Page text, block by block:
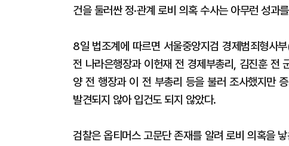
건을 둘러싼 정·관계 로비 의혹 수사는 아무런 성과
8일 법조계에 따르면 서울중앙지검 경제범죄형사
전 나라은행장과 이헌재 전 경제부총리, 김진훈 전
양 전 행장과 이 전 부총리 등을 불러 조사했지만
발견되지 않아 입건도 되지 않았다.
검찰은 옵티머스 고문단 존재를 알려 로비 의혹을